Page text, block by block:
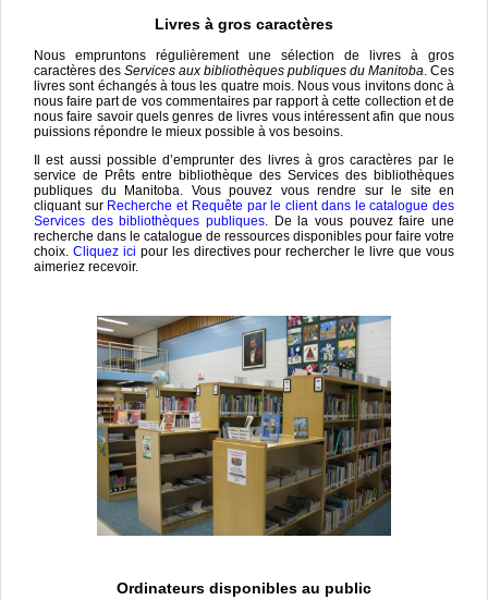
Livres à gros caractères
Nous empruntons régulièrement une sélection de livres à gros
caractères des Services aux bibliothèques publiques du Manitoba . Ces
livres sont échangés à tous les quatre mois. Nous vous invitons donc à
nous faire part de vos commentaires par rapport à cette collection et de
nous faire savoir quels genres de livres vous intéressent afin que nous
puissions répondre le mieux possible à vos besoins.
Il est aussi possible d’emprunter des livres à gros caractères par le
service de Prêts entre bibliothèque des Services des bibliothèques
publiques du Manitoba. Vous pouvez vous rendre sur le site en
cliquant sur Recherche et Requête par le client dans le catalogue des
Services des bibliothèques publiques . De la vous pouvez faire une
recherche dans le catalogue de ressources disponibles pour faire votre
choix. Cliquez ici pour les directives pour rechercher le livre que vous
aimeriez recevoir.
Ordinateurs disponibles au public